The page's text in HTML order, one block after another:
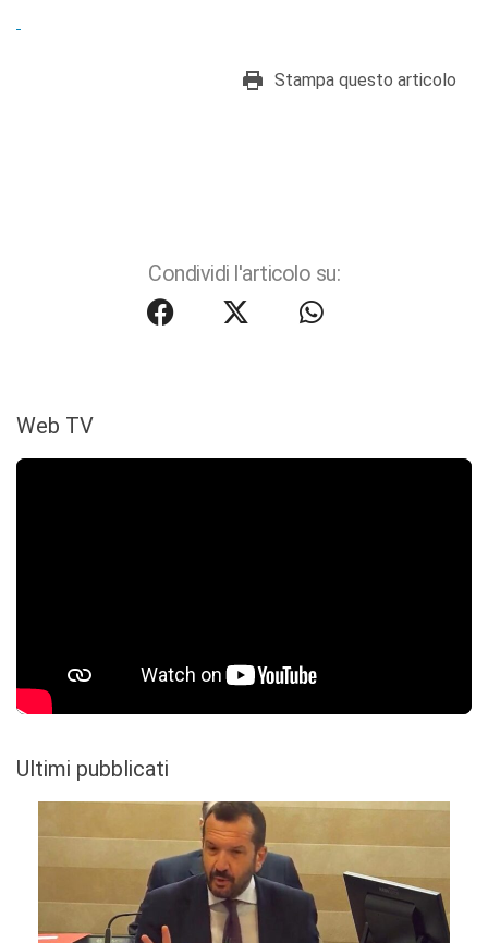
Stampa questo articolo
Condividi l'articolo su:
Web TV
Ultimi pubblicati